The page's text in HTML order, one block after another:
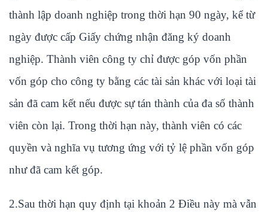
thành lập doanh nghiệp trong thời hạn 90 ngày, kể từ
ngày được cấp Giấy chứng nhận đăng ký doanh
nghiệp. Thành viên công ty chỉ được góp vốn phần
vốn góp cho công ty bằng các tài sản khác với loại tài
sản đã cam kết nếu được sự tán thành của đa số thành
viên còn lại. Trong thời hạn này, thành viên có các
quyền và nghĩa vụ tương ứng với tỷ lệ phần vốn góp
như đã cam kết góp.
2.Sau thời hạn quy định tại khoản 2 Điều này mà vẫn